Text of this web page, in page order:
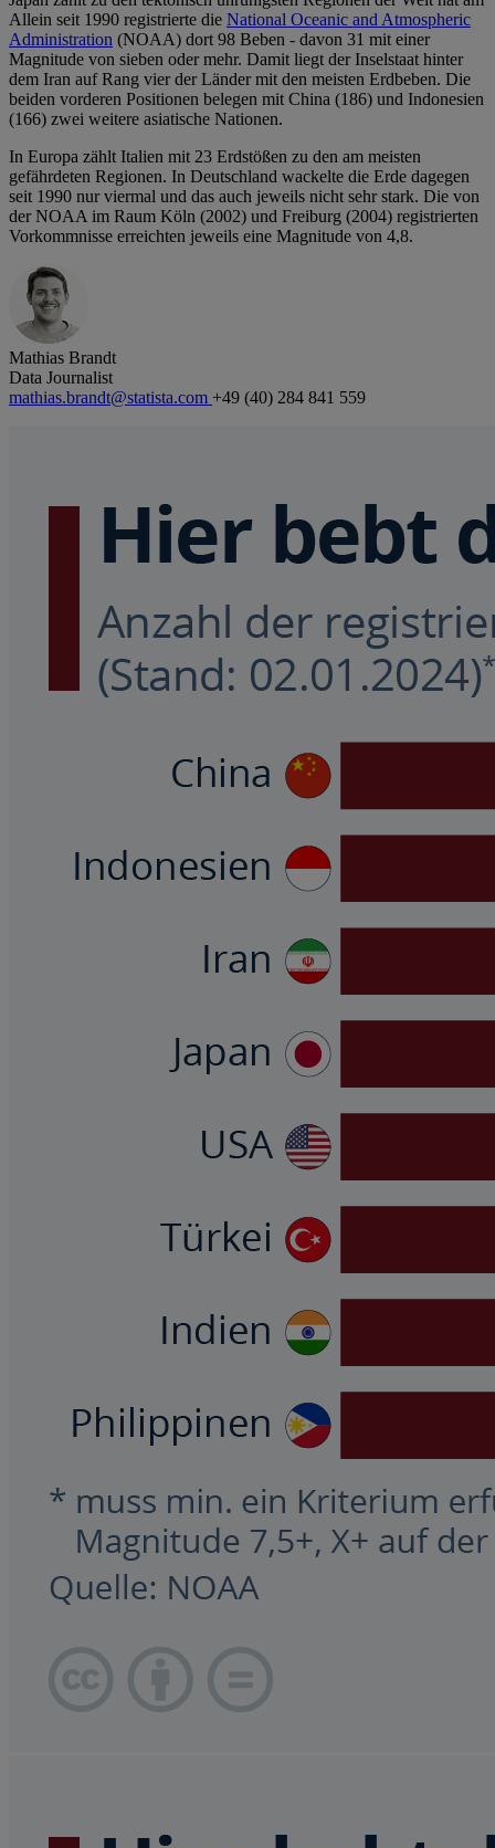
Allein seit 1990 registrierte die National Oceanic and Atmospheric
Administration (NOAA) dort 98 Beben - davon 31 mit einer
Magnitude von sieben oder mehr. Damit liegt der Inselstaat hinter
dem Iran auf Rang vier der Länder mit den meisten Erdbeben. Die
beiden vorderen Positionen belegen mit China (186) und Indonesien
(166) zwei weitere asiatische Nationen.
In Europa zählt Italien mit 23 Erdstößen zu den am meisten
gefährdeten Regionen. In Deutschland wackelte die Erde dagegen
seit 1990 nur viermal und das auch jeweils nicht sehr stark. Die von
der NOAA im Raum Köln (2002) und Freiburg (2004) registrierten
Vorkommnisse erreichten jeweils eine Magnitude von 4,8.
Mathias Brandt
Data Journalist
mathias.brandt@statista.com +49 (40) 284 841 559